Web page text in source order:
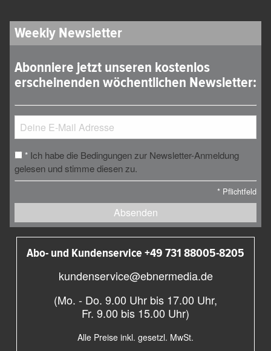
Weekly Newsletter
Abonniere jetzt unseren kostenlos
erscheinenden wöchentlichen Newsletter:
* Ich habe die Bedingungen zur Newsletter-Anmeldung
gelesen und stimme diesen zu.
* Pflichtfeld
Absenden
Abo- und Kundenservice +49 731 88005-8205
kundenservice@ebnermedia.de
(Mo. - Do. 9.00 Uhr bis 17.00 Uhr,
Fr. 9.00 bis 15.00 Uhr)
Alle Preise inkl. gesetzl. MwSt.